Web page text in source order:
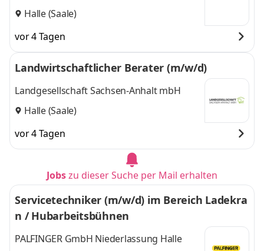
Halle (Saale)
vor 4 Tagen
Landwirtschaftlicher Berater (m/w/d)
Landgesellschaft Sachsen-Anhalt mbH
Halle (Saale)
vor 4 Tagen
Jobszu dieser Suche per Mail erhalten
Servicetechniker (m/w/d) im Bereich Ladekra
n / Hubarbeitsbühnen
PALFINGER GmbH Niederlassung Halle